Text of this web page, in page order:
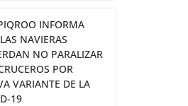
INFORMA
NAVIERAS
NO PARALIZAR
POR
VARIANTE DE LA
19